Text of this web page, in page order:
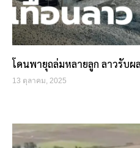
โดนพายุถล่มหลายลูก ลาวรับ
13 ตุลาคม, 2025